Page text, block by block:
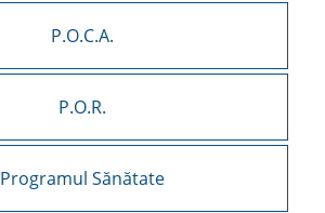
P.O.C.A.
P.O.R.
Programul Sănătate